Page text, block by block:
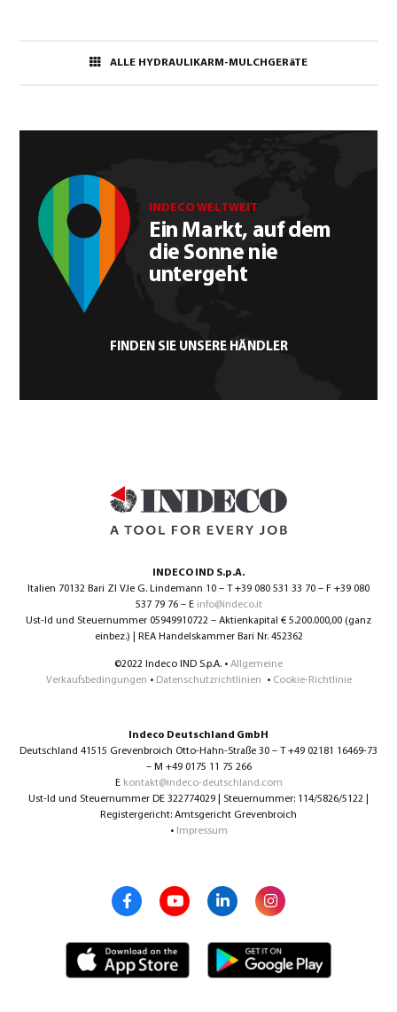
ALLE HYDRAULIKARM-MULCHGERäTE
INDECO WELTWEIT
Ein Markt, auf dem
die Sonne nie
untergeht
FINDEN SIE UNSERE HÄNDLER
INDECO IND S.p.A.
Italien 70132 Bari ZI V.le G. Lindemann 10 – T +39 080 531 33 70 – F +39 080
537 79 76 – E info@indeco.it
Ust-Id und Steuernummer 05949910722 – Aktienkapital € 5.200.000,00 (ganz
einbez.) | REA Handelskammer Bari Nr. 452362
©2022 Indeco IND S.p.A. • Allgemeine
Verkaufsbedingungen • Datenschutzrichtlinien • Cookie-Richtlinie
Indeco Deutschland GmbH
Deutschland 41515 Grevenbroich Otto-Hahn-Straße 30 – T +49 02181 16469-73
– M +49 0175 11 75 266
E kontakt@indeco-deutschland.com
Ust-Id und Steuernummer DE 322774029 | Steuernummer: 114/5826/5122 |
Registergericht: Amtsgericht Grevenbroich
• Impressum